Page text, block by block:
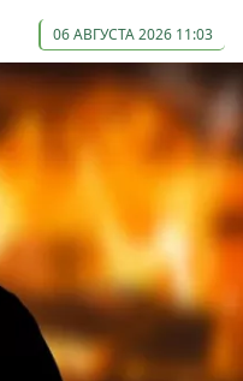
06 АВГУСТА 2026 11:03